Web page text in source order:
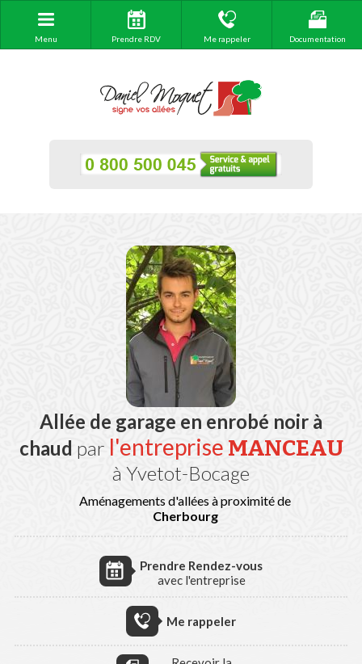
Menu Prendre RDV Me rappeler Documentation
Allée de garage en enrobé noir à
chaud par l'entreprise MANCEAU
à Yvetot-Bocage
Aménagements d'allées à proximité de
Cherbourg
Prendre Rendez-vous
avec l'entreprise
Me rappeler